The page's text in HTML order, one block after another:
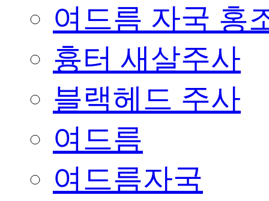
여드름 자국 홍
흉터 새살주사
블랙헤드 주사
여드름
여드름자국